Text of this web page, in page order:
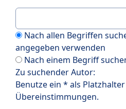
Nach allen Begriffen
angegeben verwenden
Nach einem Begriff
Zu suchender Autor:
Benutze ein * als
Übereinstimmungen.